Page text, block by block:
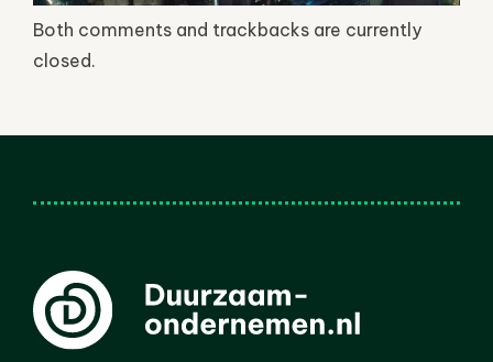
Both comments and trackbacks are currently
closed.